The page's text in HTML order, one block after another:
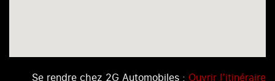
Se rendre chez 2G Automobiles : Ouvrir l’itinéraire